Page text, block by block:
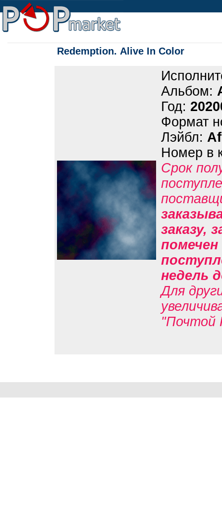
Redemption. Alive In Color
Альбом:
Год:
Формат
Лэйбл:
Номер в
Срок
заказу,
помечен
недель
Для
"Почтой